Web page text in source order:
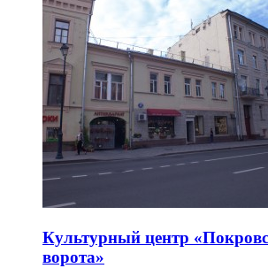
Культурный центр
ворота»